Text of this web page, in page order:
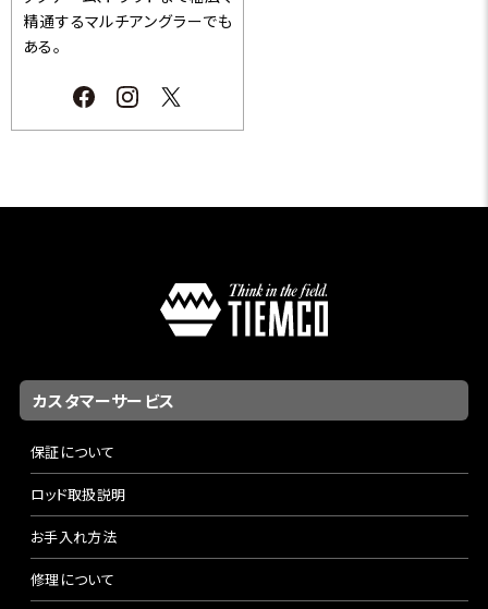
精通するマルチアングラーでも
ある。
カスタマーサービス
保証について
ロッド取扱説明
お手入れ方法
修理について